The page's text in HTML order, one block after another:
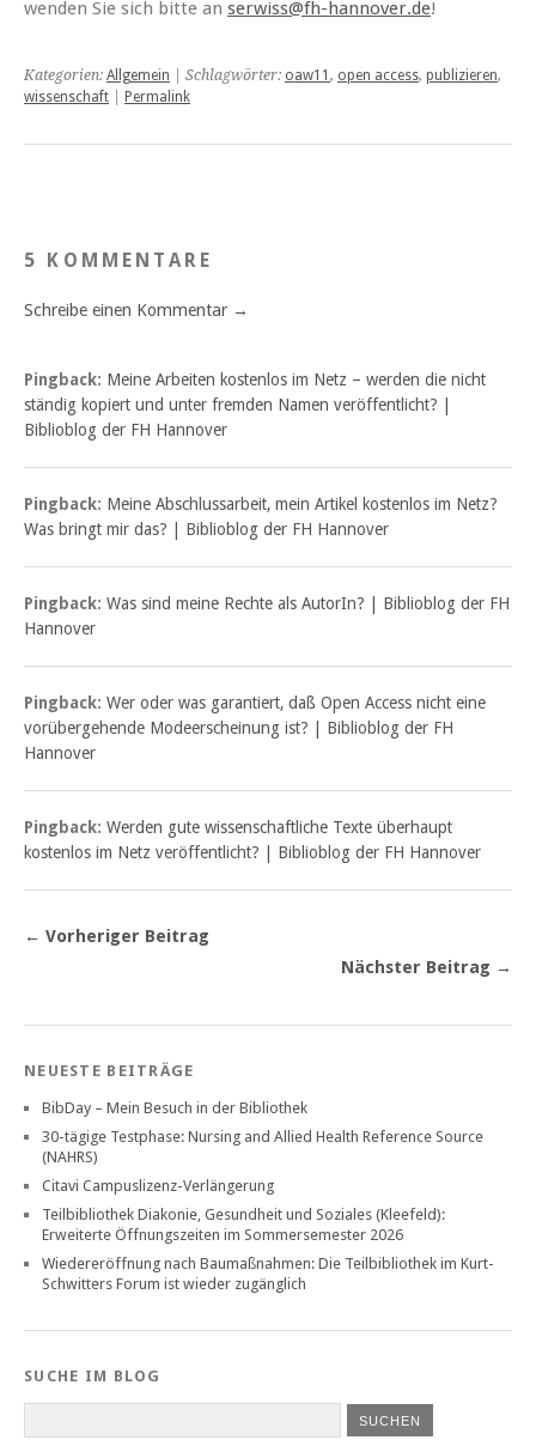
wenden Sie sich bitte an serwiss@fh-hannover.de!
Kategorien: Allgemein | Schlagwörter: oaw11 , open access, publizieren,
wissenschaft
Permalink
5 KOMMENTARE
Schreibe einen Kommentar →
Pingback: Meine Arbeiten kostenlos im Netz – werden die nicht
ständig kopiert und unter fremden Namen veröffentlicht? |
Biblioblog der FH Hannover
Pingback: Meine Abschlussarbeit, mein Artikel kostenlos im Netz?
Was bringt mir das? | Biblioblog der FH Hannover
Pingback: Was sind meine Rechte als AutorIn? | Biblioblog der FH
Hannover
Pingback: Wer oder was garantiert, daß Open Access nicht eine
vorübergehende Modeerscheinung ist? | Biblioblog der FH
Hannover
Pingback: Werden gute wissenschaftliche Texte überhaupt
kostenlos im Netz veröffentlicht? | Biblioblog der FH Hannover
← Vorheriger Beitrag
Nächster Beitrag →
NEUESTE BEITRÄGE
BibDay – Mein Besuch in der Bibliothek
30-tägige Testphase: Nursing and Allied Health Reference Source
(NAHRS)
Citavi Campuslizenz-Verlängerung
Teilbibliothek Diakonie, Gesundheit und Soziales (Kleefeld):
Erweiterte Öffnungszeiten im Sommersemester 2026
Wiedereröffnung nach Baumaßnahmen: Die Teilbibliothek im Kurt-
Schwitters Forum ist wieder zugänglich
SUCHE IM BLOG